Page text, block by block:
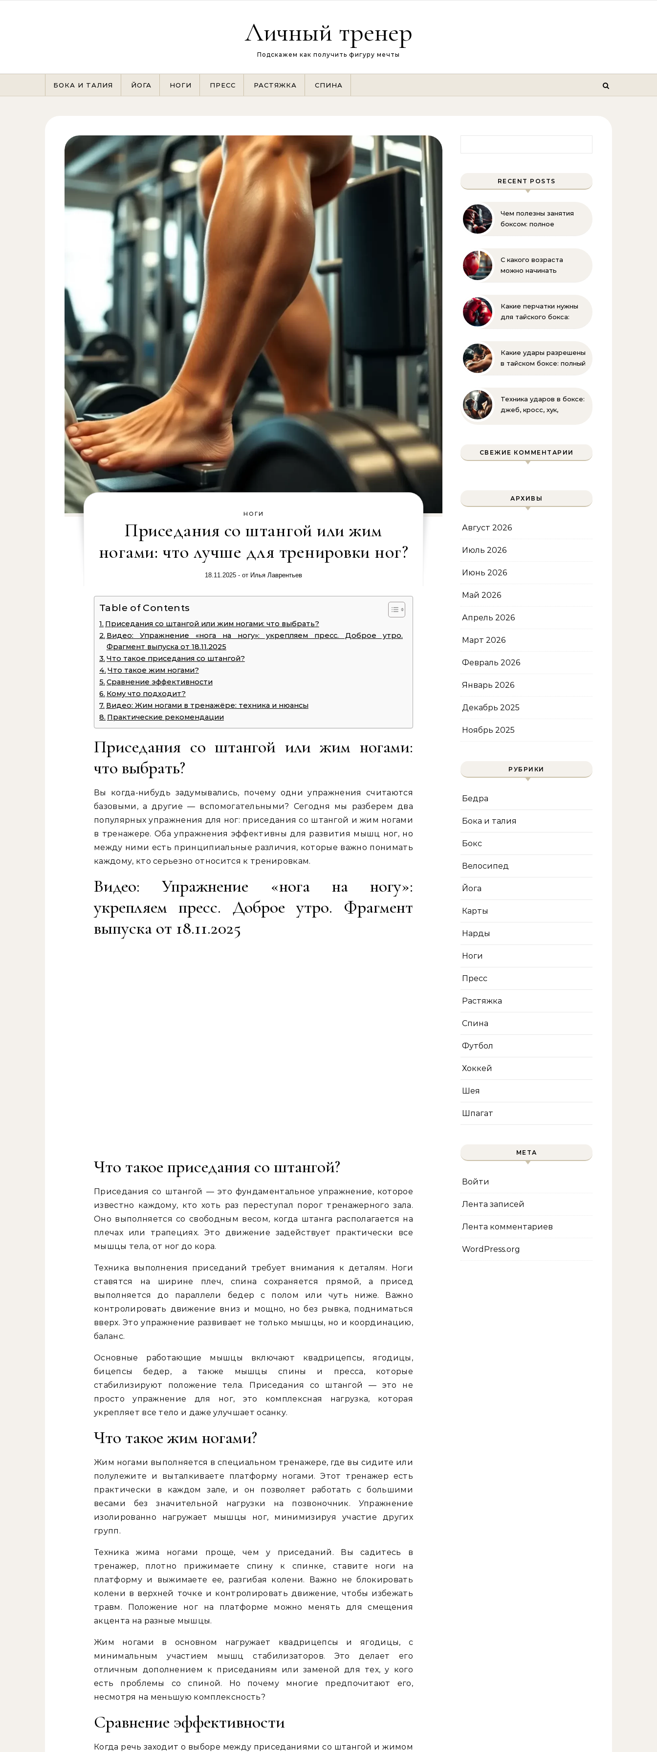
Личный тренер
Подскажем как получить фигуру мечты
БОКА И ТАЛИЯ ЙОГА НОГИ ПРЕСС РАСТЯЖКА СПИНА
НОГИ
Приседания со штангой или жим
ногами: что лучше для тренировки ног?
18.11.2025 - от Илья Лаврентьев
Table of Contents
Приседания со штангой или жим ногами: что выбрать?
Видео: Упражнение «нога на ногу»: укрепляем пресс. Доброе утро.
Фрагмент выпуска от 18.11.2025
Что такое приседания со штангой?
Что такое жим ногами?
Сравнение эффективности
Кому что подходит?
Видео: Жим ногами в тренажёре: техника и нюансы
Практические рекомендации
Приседания со штангой или жим ногами:
что выбрать?
Вы когда-нибудь задумывались, почему одни упражнения считаются
базовыми, а другие — вспомогательными? Сегодня мы разберем два
популярных упражнения для ног: приседания со штангой и жим ногами
в тренажере. Оба упражнения эффективны для развития мышц ног, но
между ними есть принципиальные различия, которые важно понимать
каждому, кто серьезно относится к тренировкам.
Видео: Упражнение «нога на ногу»:
укрепляем пресс. Доброе утро. Фрагмент
выпуска от 18.11.2025
Что такое приседания со штангой?
Приседания со штангой — это фундаментальное упражнение, которое
известно каждому, кто хоть раз переступал порог тренажерного зала.
Оно выполняется со свободным весом, когда штанга располагается на
плечах или трапециях. Это движение задействует практически все
мышцы тела, от ног до кора.
Техника выполнения приседаний требует внимания к деталям. Ноги
ставятся на ширине плеч, спина сохраняется прямой, а присед
выполняется до параллели бедер с полом или чуть ниже. Важно
контролировать движение вниз и мощно, но без рывка, подниматься
вверх. Это упражнение развивает не только мышцы, но и координацию,
баланс.
Основные работающие мышцы включают квадрицепсы, ягодицы,
бицепсы бедер, а также мышцы спины и пресса, которые
стабилизируют положение тела. Приседания со штангой — это не
просто упражнение для ног, это комплексная нагрузка, которая
укрепляет все тело и даже улучшает осанку.
Что такое жим ногами?
Жим ногами выполняется в специальном тренажере, где вы сидите или
полулежите и выталкиваете платформу ногами. Этот тренажер есть
практически в каждом зале, и он позволяет работать с большими
весами без значительной нагрузки на позвоночник. Упражнение
изолированно нагружает мышцы ног, минимизируя участие других
групп.
Техника жима ногами проще, чем у приседаний. Вы садитесь в
тренажер, плотно прижимаете спину к спинке, ставите ноги на
платформу и выжимаете ее, разгибая колени. Важно не блокировать
колени в верхней точке и контролировать движение, чтобы избежать
травм. Положение ног на платформе можно менять для смещения
акцента на разные мышцы.
Жим ногами в основном нагружает квадрицепсы и ягодицы, с
минимальным участием мышц стабилизаторов. Это делает его
отличным дополнением к приседаниям или заменой для тех, у кого
есть проблемы со спиной. Но почему многие предпочитают его,
несмотря на меньшую комплексность?
Сравнение эффективности
Когда речь заходит о выборе между приседаниями со штангой и жимом
RECENT POSTS
Чем полезны занятия
боксом: полное
С какого возраста
можно начинать
для родителей
Какие перчатки нужны
для тайского бокса:
Какие удары разрешены
в тайском боксе: полный
Техника ударов в боксе:
джеб, кросс, хук,
СВЕЖИЕ КОММЕНТАРИИ
АРХИВЫ
Август 2026
Июль 2026
Июнь 2026
Май 2026
Апрель 2026
Март 2026
Февраль 2026
Январь 2026
Декабрь 2025
Ноябрь 2025
РУБРИКИ
Бедра
Бока и талия
Бокс
Велосипед
Йога
Карты
Нарды
Ноги
Пресс
Растяжка
Спина
Футбол
Хоккей
Шея
Шпагат
МЕТА
Войти
Лента записей
Лента комментариев
WordPress.org